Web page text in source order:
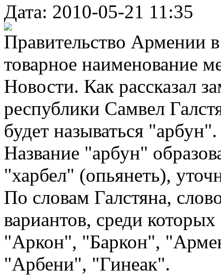
Дата: 2010-05-21 11:35
Правительство Армении
товарное наименование
Новости. Как рассказал
республики Самвел
будет называться "арбун".
Название "арбун"
"харбел" (опьянеть),
По словам Галстяна,
вариантов, среди
"Аркон", "Баркон",
"Арбени", "Гинеак".